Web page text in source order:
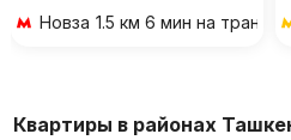
Новза 1.5 км 6 мин на
Квартиры в районах